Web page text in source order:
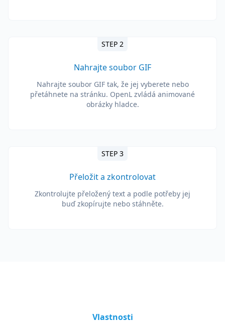
STEP 2
Nahrajte soubor GIF
Nahrajte soubor GIF tak, že jej vyberete nebo
přetáhnete na stránku. OpenL zvládá animované
obrázky hladce.
STEP 3
Přeložit a zkontrolovat
Zkontrolujte přeložený text a podle potřeby jej
buď zkopírujte nebo stáhněte.
Vlastnosti